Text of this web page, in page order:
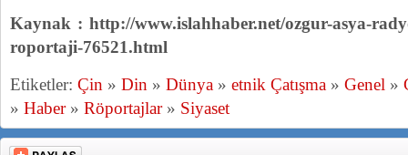
Kaynak : http://www.islahhaber.net/ozgur-asya-
roportaji-76521.html
Etiketler: Çin » Din » Dünya » etnik Çatışma » Genel »
» Haber» Röportajlar» Siyaset